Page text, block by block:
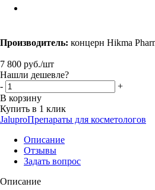
Производитель: концерн Hikma
7 800 руб./шт
Нашли дешевле?
-
+
В корзину
Купить в 1 клик
JaluproПрепараты для косметологов
Описание
Отзывы
Задать вопрос
Описание